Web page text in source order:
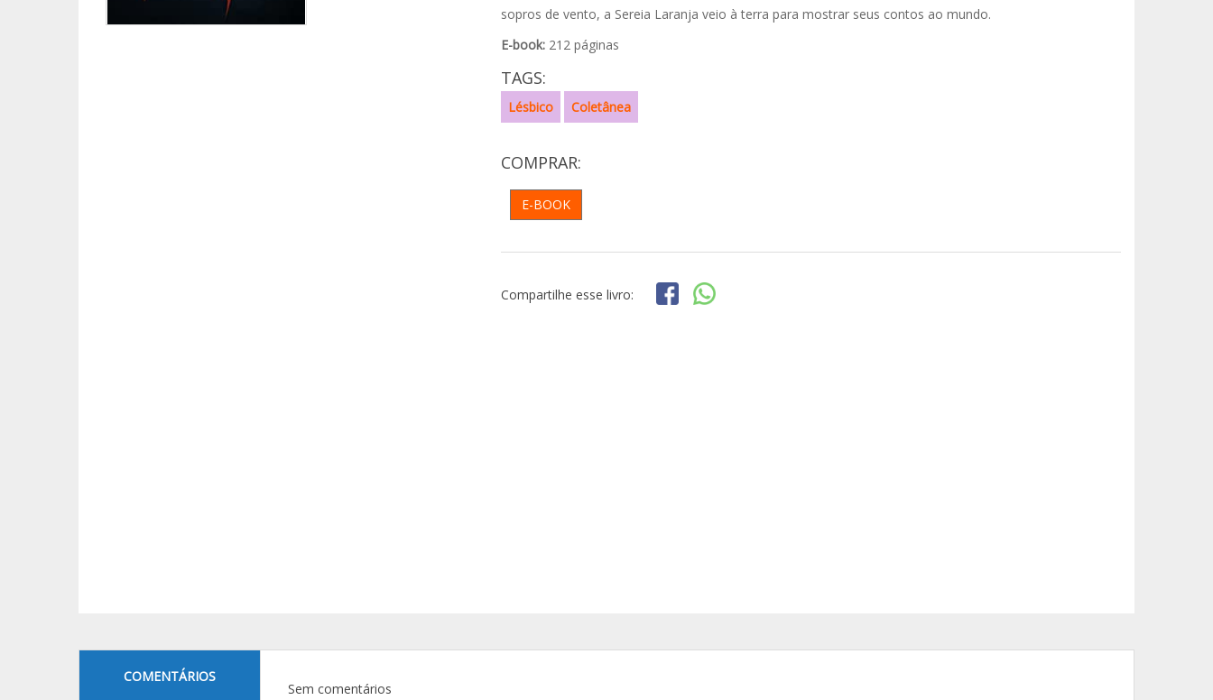
sopros de vento, a Sereia Laranja veio à terra para mostrar seus contos ao mundo.
E-book: 212 páginas
TAGS:
Lésbico Coletânea
COMPRAR:
E-BOOK
Compartilhe esse livro:
COMENTÁRIOS
Sem comentários